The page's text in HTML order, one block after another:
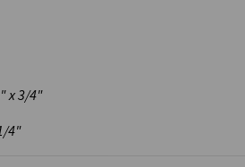
x 3/4"
4"